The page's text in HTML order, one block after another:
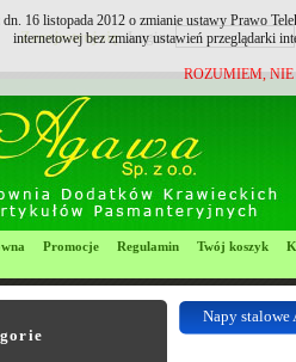
Zarejestruj się Login:
Promocje Regulamin Twój koszyk
Napy stalowe
dn. 16 listopada 2012 o zmianie ustawy Prawo
internetowej bez zmiany ustawień przeglądarki
ROZUMIEM,